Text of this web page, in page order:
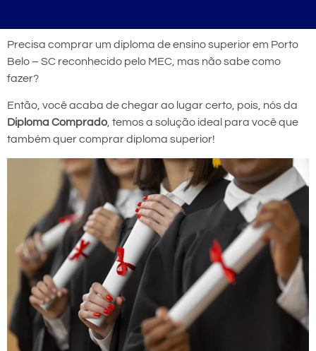
Precisa comprar um diploma de ensino superior em Porto
Belo – SC reconhecido pelo MEC, mas não sabe como
fazer?
Então, você acaba de chegar ao lugar certo, pois, nós da
Diploma Comprado, temos a solução ideal para você que
também quer comprar diploma superior!